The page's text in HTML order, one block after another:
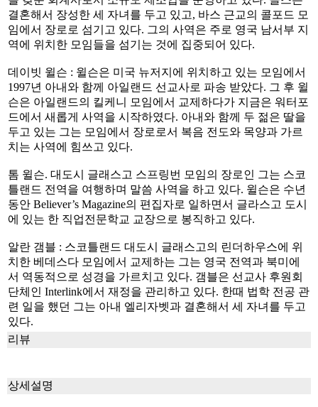
결혼해서 장성한 세 자녀를 두고 있고, 바스 근교의 콜포드 모
임에서 장로로 섬기고 있다. 그의 사역은 주로 영국 남서부 지
역에 위치한 모임들을 섬기는 것에 집중되어 있다.
데이빗 윌슨 : 윌슨은 미국 뉴저지에 위치하고 있는 모임에서
1997년 아내와 함께 아일랜드 선교사로 파송 받았다. 그 후 윌
슨은 아일랜드의 킬케니 모임에서 교제하다가 지금은 워터포
드에서 새롭게 사역을 시작하였다. 아내와 함께 두 젊은 딸을
두고 있는 그는 모임에서 장로로서 복음 전도와 목양과 가르
치는 사역에 힘쓰고 있다.
톰 윌슨. 대도시 글래스고 스프링번 모임의 장로인 그는 스코
틀랜드 전역을 여행하며 말씀 사역을 하고 있다. 윌슨은 수년
동안 Believer’s Magazine의 편집자로 일하면서 글라스고 도시
에 있는 한 직업전문학교 교장으로 봉직하고 있다.
알란 갬블 : 스코틀랜드 대도시 글래스고의 린더하우스에 위
치한 베데스다 모임에서 교제하는 그는 영국 전역과 북미에
서 역동적으로 성경을 가르치고 있다. 갬블은 선교사 후원회
단체인 Interlink에서 재정을 관리하고 있다. 한때 법학 전공 관
련 일을 했던 그는 아내 엘리자벳과 결혼해서 세 자녀를 두고
있다.
리뷰
상세설명